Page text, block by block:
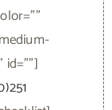
id=""]